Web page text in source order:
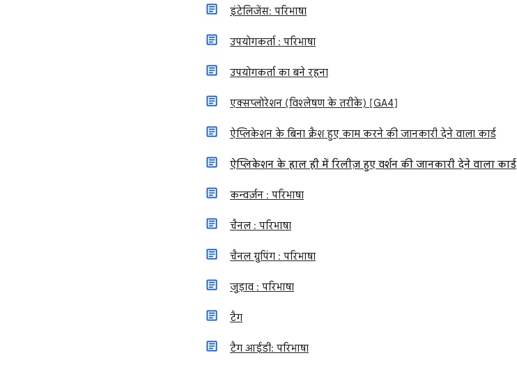
इंटेलिजेंस: परिभाषा
उपयोगकर्ता : परिभाषा
उपयोगकर्ता का बने रहना
एक्सप्लोरेशन (विश्लेषण के तरीके) [GA4]
ऐप्लिकेशन के बिना क्रैश हुए काम करने की जानकारी देने वाला कार्ड
ऐप्लिकेशन के हाल ही में रिलीज़ हुए वर्शन की जानकारी देने वाला कार्ड
कन्वर्ज़न : परिभाषा
चैनल : परिभाषा
चैनल ग्रुपिंग : परिभाषा
जुड़ाव : परिभाषा
टैग
टैग आईडी: परिभाषा